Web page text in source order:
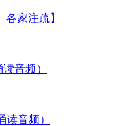
各家注疏】
音频）
读音频）